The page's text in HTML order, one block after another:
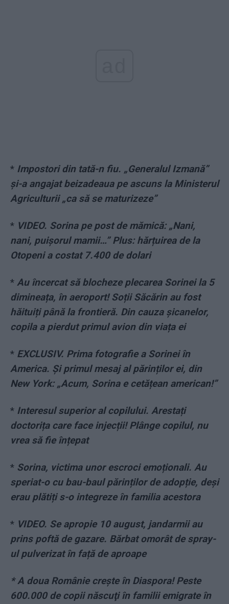
* Impostori din tată-n fiu. „Generalul Izmană”
și-a angajat beizadeaua pe ascuns la Ministerul
Agriculturii „ca să se maturizeze”
* VIDEO. Sorina pe post de mămică: „Nani,
nani, puișorul mamii…” Plus: hărțuirea de la
Otopeni a costat 7.400 de dolari
* Au încercat să blocheze plecarea Sorinei la 5
dimineața, în aeroport! Soții Săcărin au fost
hăituiți până la frontieră. Din cauza șicanelor,
copila a pierdut primul avion din viața ei
* EXCLUSIV. Prima fotografie a Sorinei în
America. Și primul mesaj al părinților ei, din
New York: „Acum, Sorina e cetățean american!”
* Interesul superior al copilului. Arestați
doctorița care face injecții! Plânge copilul, nu
vrea să fie înțepat
* Sorina, victima unor escroci emoționali. Au
speriat-o cu bau-baul părinților de adopție, deși
erau plătiți s-o integreze în familia acestora
* VIDEO. Se apropie 10 august, jandarmii au
prins poftă de gazare. Bărbat omorât de spray-
ul pulverizat în față de aproape
* A doua Românie creşte în Diaspora! Peste
600.000 de copii născuţi în familii emigrate în